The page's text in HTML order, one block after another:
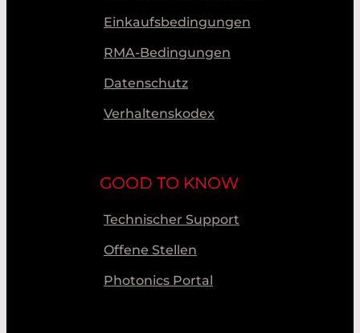
Einkaufsbedingungen
RMA-Bedingungen
Datenschutz
Verhaltenskodex
GOOD TO KNOW
Technischer Support
Offene Stellen
Photonics Portal